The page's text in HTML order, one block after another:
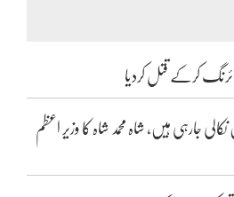
کرکے قتل کردیا
جارہی ہیں، شاہ محمد شاہ کا وزیر اعظم